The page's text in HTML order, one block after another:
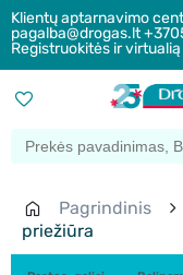
Klientų aptarnavimo
pagalba@drogas.lt
Registruokitės ir
Pagrindinis
priežiūra